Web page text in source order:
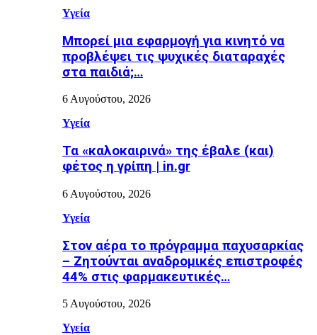
Υγεία
Μπορεί μια εφαρμογή για κινητό να
προβλέψει τις ψυχικές διαταραχές
στα παιδιά;…
6 Αυγούστου, 2026
Υγεία
Τα «καλοκαιρινά» της έβαλε (και)
φέτος η γρίπη | in.gr
6 Αυγούστου, 2026
Υγεία
Στον αέρα το πρόγραμμα παχυσαρκίας
– Ζητούνται αναδρομικές επιστροφές
44% στις φαρμακευτικές…
5 Αυγούστου, 2026
Υγεία